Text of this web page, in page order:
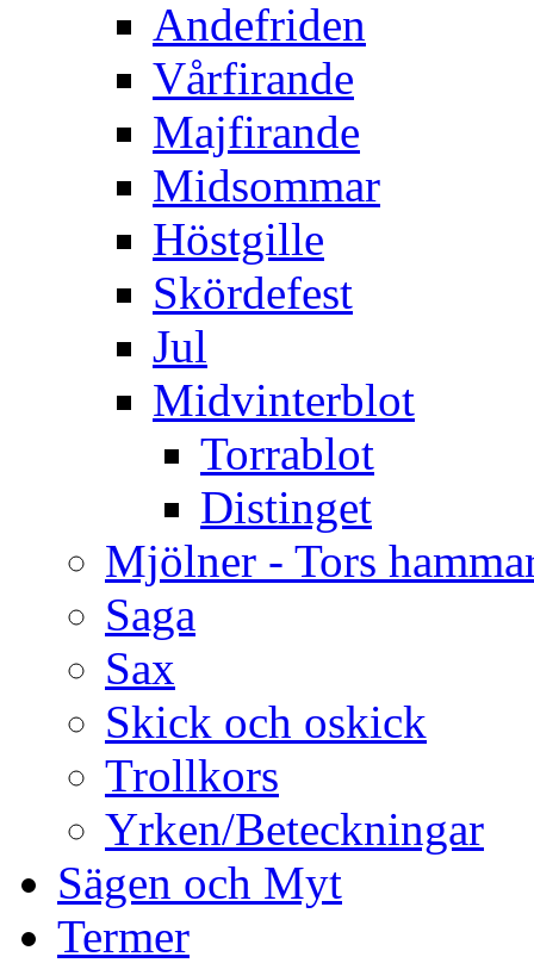
Andefriden
Vårfirande
Majfirande
Midsommar
Höstgille
Skördefest
Jul
Midvinterblot
Torrablot
Distinget
Mjölner - Tors
Saga
Sax
Skick och oskick
Trollkors
Yrken/Beteckningar
Sägen och Myt
Termer